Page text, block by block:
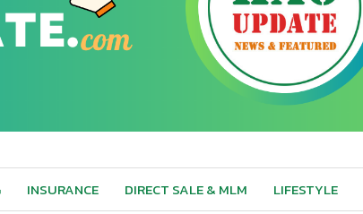
INSURANCE DIRECT SALE & MLM LIFESTYLE